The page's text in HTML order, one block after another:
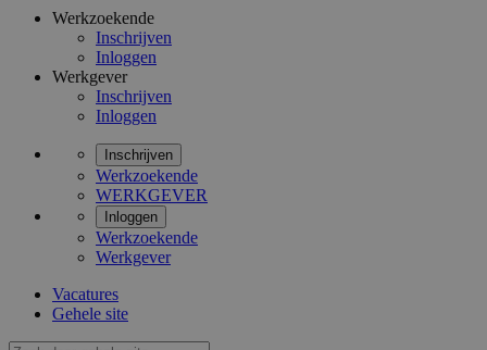
Werkzoekende
Inschrijven
Inloggen
Werkgever
Inschrijven
Inloggen
Inschrijven
Werkzoekende
WERKGEVER
Inloggen
Werkzoekende
Werkgever
Vacatures
Gehele site